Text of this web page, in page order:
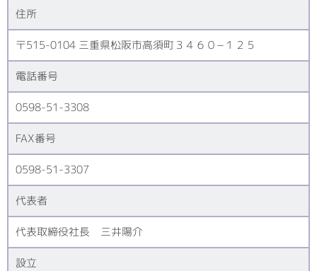
住所
〒515-0104 三重県松阪市高須町３４６０−１２５
電話番号
0598-51-3308
FAX番号
0598-51-3307
代表者
代表取締役社長 三井陽介
設立